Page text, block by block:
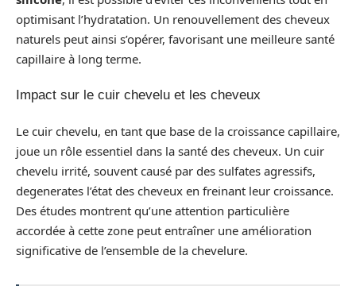
optimisant l’hydratation. Un renouvellement des cheveux
naturels peut ainsi s’opérer, favorisant une meilleure santé
capillaire à long terme.
Impact sur le cuir chevelu et les cheveux
Le cuir chevelu, en tant que base de la croissance capillaire,
joue un rôle essentiel dans la santé des cheveux. Un cuir
chevelu irrité, souvent causé par des sulfates agressifs,
degenerates l’état des cheveux en freinant leur croissance.
Des études montrent qu’une attention particulière
accordée à cette zone peut entraîner une amélioration
significative de l’ensemble de la chevelure.